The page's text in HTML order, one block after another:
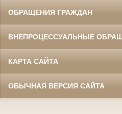
ОБРАЩЕНИЯ ГРАЖДАН
ВНЕПРОЦЕССУАЛЬНЫЕ
КАРТА САЙТА
ОБЫЧНАЯ ВЕРСИЯ САЙТА